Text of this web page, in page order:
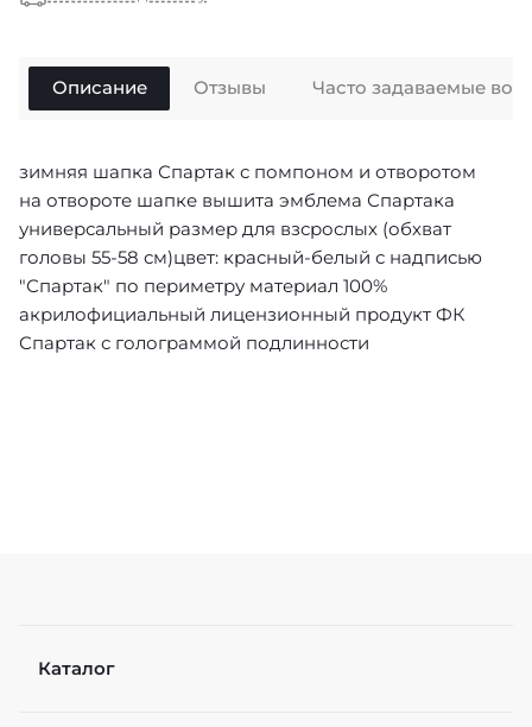
Описание
зимняя шапка Спартак с помпоном и отворотом
на отвороте шапке вышита эмблема Спартака
универсальный размер для взсрослых (обхват
головы 55-58 см)цвет: красный-белый с надписью
"Спартак" по периметру материал 100%
акрилофициальный лицензионный продукт ФК
Спартак с голограммой подлинности
Отзывы Часто задаваемые
Каталог